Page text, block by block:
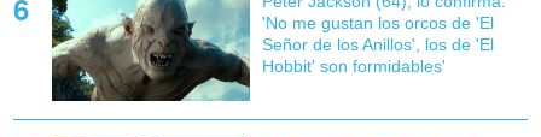
'No me gustan los orcos de 'El
Señor de los Anillos', los de 'El
Hobbit' son formidables'